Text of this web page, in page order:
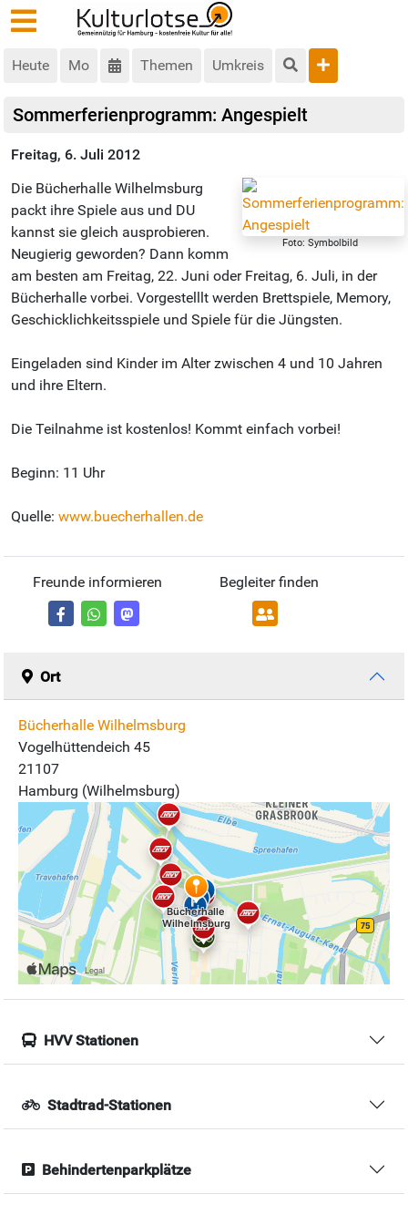
Heute Mo Themen Umkreis
Sommerferienprogramm: Angespielt
Freitag, 6. Juli 2012
Foto: Symbolbild
Die Bücherhalle Wilhelmsburg
packt ihre Spiele aus und DU
kannst sie gleich ausprobieren.
Neugierig geworden? Dann komm
am besten am Freitag, 22. Juni oder Freitag, 6. Juli, in der
Bücherhalle vorbei. Vorgestelllt werden Brettspiele, Memory,
Geschicklichkeitsspiele und Spiele für die Jüngsten.
Eingeladen sind Kinder im Alter zwischen 4 und 10 Jahren
und ihre Eltern.
Die Teilnahme ist kostenlos! Kommt einfach vorbei!
Beginn: 11 Uhr
Quelle: www.buecherhallen.de
Freunde informieren Begleiter finden
Ort
Bücherhalle Wilhelmsburg
Vogelhüttendeich 45
21107
Hamburg (Wilhelmsburg)
HVV Stationen
Stadtrad-Stationen
Behindertenparkplätze